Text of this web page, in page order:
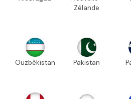
Zélande
Ouzbékistan Pakistan